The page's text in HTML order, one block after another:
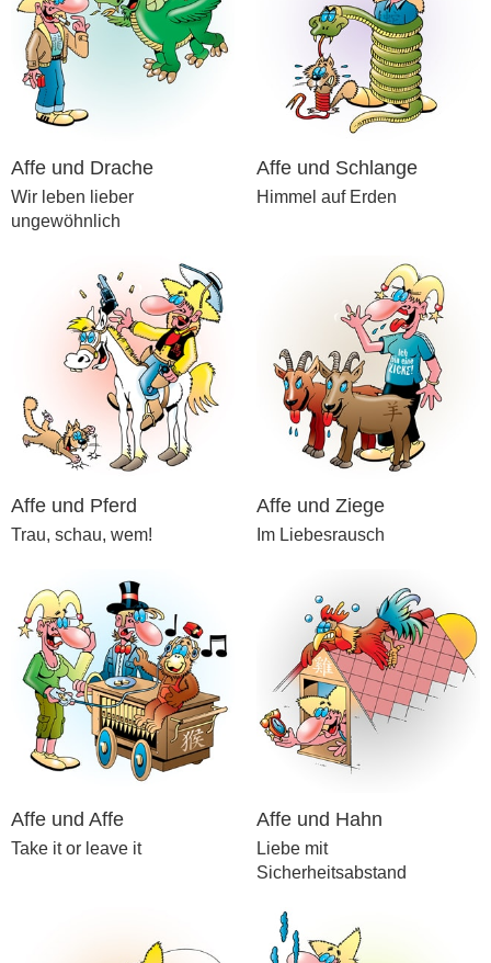
Affe und Drache
Wir leben lieber
ungewöhnlich
Affe und Schlange
Himmel auf Erden
Affe und Pferd
Trau, schau, wem!
Affe und Ziege
Im Liebesrausch
Affe und Affe
Take it or leave it
Affe und Hahn
Liebe mit
Sicherheitsabstand